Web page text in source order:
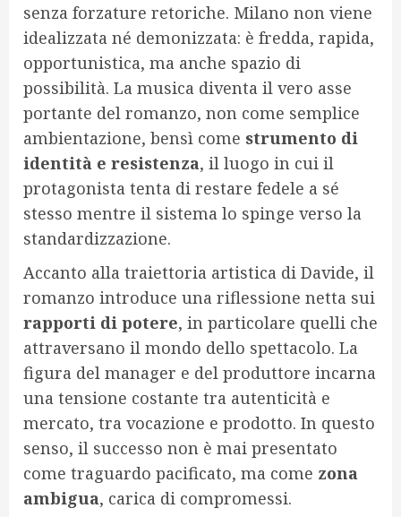
senza forzature retoriche. Milano non viene
idealizzata né demonizzata: è fredda, rapida,
opportunistica, ma anche spazio di
possibilità. La musica diventa il vero asse
portante del romanzo, non come semplice
ambientazione, bensì come strumento di
identità e resistenza, il luogo in cui il
protagonista tenta di restare fedele a sé
stesso mentre il sistema lo spinge verso la
standardizzazione.
Accanto alla traiettoria artistica di Davide, il
romanzo introduce una riflessione netta sui
rapporti di potere, in particolare quelli che
attraversano il mondo dello spettacolo. La
figura del manager e del produttore incarna
una tensione costante tra autenticità e
mercato, tra vocazione e prodotto. In questo
senso, il successo non è mai presentato
come traguardo pacificato, ma come zona
ambigua, carica di compromessi.